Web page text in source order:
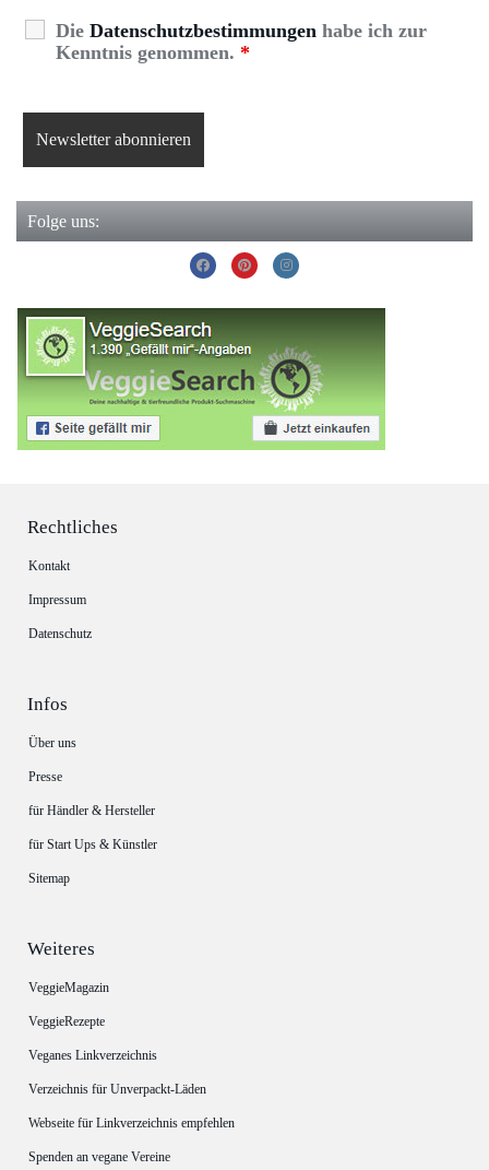
Die Datenschutzbestimmungen habe ich zur
Kenntnis genommen. *
Folge uns:
Rechtliches
Kontakt
Impressum
Datenschutz
Infos
Über uns
Presse
für Händler & Hersteller
für Start Ups & Künstler
Sitemap
Weiteres
VeggieMagazin
VeggieRezepte
Veganes Linkverzeichnis
Verzeichnis für Unverpackt-Läden
Webseite für Linkverzeichnis empfehlen
Spenden an vegane Vereine